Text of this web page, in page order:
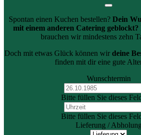
Spontan einen Kuchen bestellen? Dein
mit einem anderen Catering geblockt?
brauchen wir mindestens zehn
Doch mit etwas Glück können wirdeine
finden mit dir eine gute
Wunschtermin
Bitte füllen Sie dieses
Bitte füllen Sie dieses
Lieferung / Abholung